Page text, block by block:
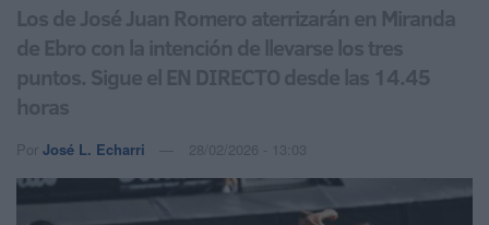
Los de José Juan Romero aterrizarán en Miranda
de Ebro con la intención de llevarse los tres
puntos. Sigue el EN DIRECTO desde las 14.45
horas
Por José L. Echarri 28/02/2026 - 13:03